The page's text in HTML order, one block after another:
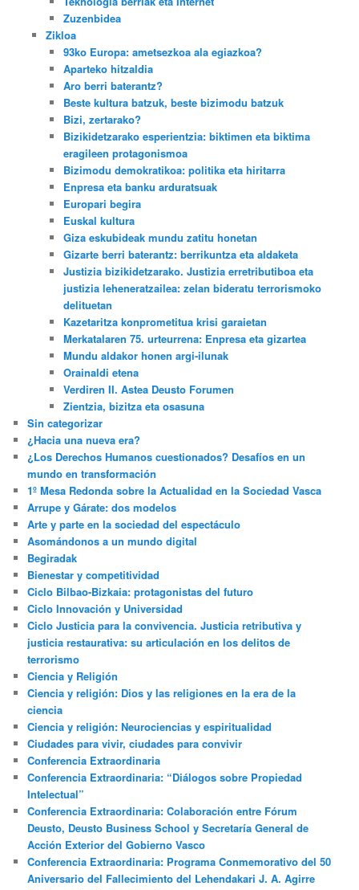
Zuzenbidea
Zikloa
93ko Europa: ametsezkoa ala egiazkoa?
Aparteko hitzaldia
Aro berri baterantz?
Beste kultura batzuk, beste bizimodu batzuk
Bizi, zertarako?
Bizikidetzarako esperientzia: biktimen eta biktima
eragileen protagonismoa
Bizimodu demokratikoa: politika eta hiritarra
Enpresa eta banku arduratsuak
Europari begira
Euskal kultura
Giza eskubideak mundu zatitu honetan
Gizarte berri baterantz: berrikuntza eta aldaketa
Justizia bizikidetzarako. Justizia erretributiboa eta
justizia leheneratzailea: zelan bideratu terrorismoko
delituetan
Kazetaritza konprometitua krisi garaietan
Merkatalaren 75. urteurrena: Enpresa eta gizartea
Mundu aldakor honen argi-ilunak
Orainaldi etena
Verdiren II. Astea Deusto Forumen
Zientzia, bizitza eta osasuna
Sin categorizar
¿Hacia una nueva era?
¿Los Derechos Humanos cuestionados? Desafíos en un
mundo en transformación
1º Mesa Redonda sobre la Actualidad en la Sociedad Vasca
Arrupe y Gárate: dos modelos
Arte y parte en la sociedad del espectáculo
Asomándonos a un mundo digital
Begiradak
Bienestar y competitividad
Ciclo Bilbao-Bizkaia: protagonistas del futuro
Ciclo Innovación y Universidad
Ciclo Justicia para la convivencia. Justicia retributiva y
justicia restaurativa: su articulación en los delitos de
terrorismo
Ciencia y Religión
Ciencia y religión: Dios y las religiones en la era de la
ciencia
Ciencia y religión: Neurociencias y espiritualidad
Ciudades para vivir, ciudades para convivir
Conferencia Extraordinaria
Conferencia Extraordinaria: “Diálogos sobre Propiedad
Intelectual”
Conferencia Extraordinaria: Colaboración entre Fórum
Deusto, Deusto Business School y Secretaría General de
Acción Exterior del Gobierno Vasco
Conferencia Extraordinaria: Programa Conmemorativo del 50
Aniversario del Fallecimiento del Lehendakari J. A. Agirre